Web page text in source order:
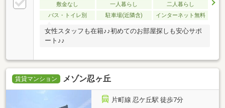
敷金なし 一人暮らし
二人暮らし
バス・トイレ別
駐車場(近隣含) インターネット無料
女性スタッフも在籍♪♪初めてのお部屋探しも安心サポ
ート♪♪
賃貸マンション メゾン忍ヶ丘
片町線 忍ケ丘駅 徒歩7分